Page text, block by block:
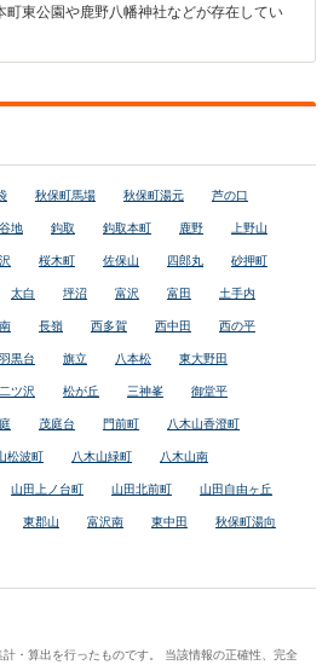
町東公園や鹿野八幡神社などが存在してい
秋保町馬場 秋保町湯元 芦の口
地 鈎取 鈎取本町 鹿野 上野山
桜木町 佐保山 四郎丸 砂押町
太白 坪沼 富沢 富田 土手内
長嶺 西多賀 西中田 西の平
羽黒台 旗立 八本松 東大野田
二ツ沢 松が丘 三神峯 御堂平
茂庭台 門前町 八木山香澄町
松波町 八木山緑町 八木山南
山田上ノ台町 山田北前町 山田自由ヶ丘
東郡山 富沢南 東中田 秋保町湯向
・算出を行ったものです。 当該情報の正確性、完全